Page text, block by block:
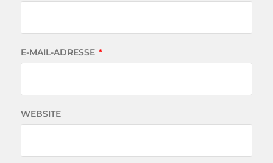
E-MAIL-ADRESSE *
WEBSITE